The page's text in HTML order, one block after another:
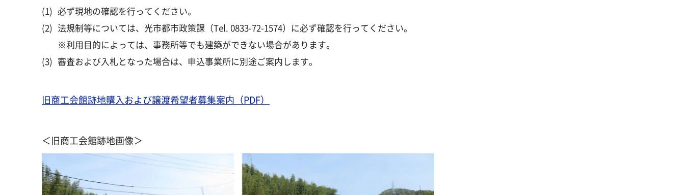
(1) 必ず現地の確認を行ってください。
(2) 法規制等については、光市都市政策課（Tel. 0833-72-1574）に必ず確認を行ってください。
※利用目的によっては、事務所等でも建築ができない場合があります。
(3) 審査および入札となった場合は、申込事業所に別途ご案内します。
旧商工会館跡地購入および譲渡希望者募集案内（PDF）
＜旧商工会館跡地画像＞